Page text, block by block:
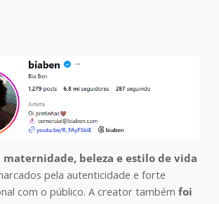
maternidade, beleza e estilo de vida
pela autenticidade e forte
com o público. A creator também foi